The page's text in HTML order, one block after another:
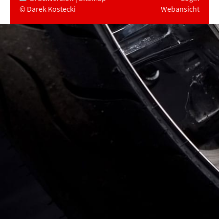
© Darek Kostecki
Webansicht